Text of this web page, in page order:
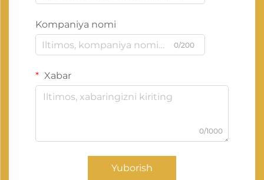
Kompaniya nomi
0/200
Xabar
0/1000
Yuborish